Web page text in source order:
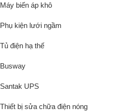
Máy biến áp khô
Phụ kiện lưới ngầm
Tủ điện hạ thế
Busway
Santak UPS
Thiết bị sửa chữa điện nóng